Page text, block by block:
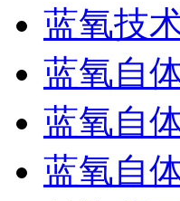
蓝氧技
蓝氧自
蓝氧自
蓝氧自